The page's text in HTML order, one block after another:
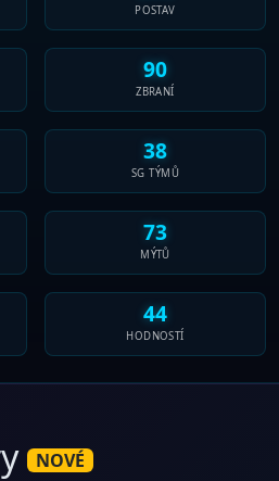
POSTAV
90
ZBRANÍ
38
SG TÝMŮ
73
MÝTŮ
44
HODNOSTÍ
NOVÉ